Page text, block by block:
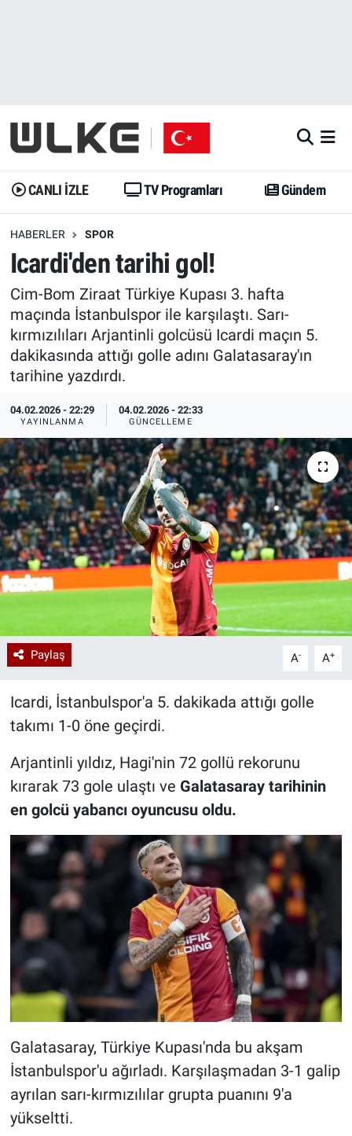
CANLI İZLE TV Programları Gündem
HABERLER SPOR
Icardi'den tarihi gol!
Cim-Bom Ziraat Türkiye Kupası 3. hafta
maçında İstanbulspor ile karşılaştı. Sarı-
kırmızılıları Arjantinli golcüsü Icardi maçın 5.
dakikasında attığı golle adını Galatasaray'ın
tarihine yazdırdı.
04.02.2026 - 22:29
YAYINLANMA
04.02.2026 - 22:33
GÜNCELLEME
Paylaş A- A+
Icardi, İstanbulspor'a 5. dakikada attığı golle
takımı 1-0 öne geçirdi.
Arjantinli yıldız, Hagi'nin 72 gollü rekorunu
kırarak 73 gole ulaştı ve Galatasaray tarihinin
en golcü yabancı oyuncusu oldu.
Galatasaray, Türkiye Kupası'nda bu akşam
İstanbulspor'u ağırladı. Karşılaşmadan 3-1 galip
ayrılan sarı-kırmızılılar grupta puanını 9'a
yükseltti.
Gündem
Dünya
Erişim Bilgileri
Ekonomi
Trend
Özel Haberler
Yazarlar
Gündem
Trend
Erişim Bilgileri
Spor
Ekonomi
Dünya
Medya
Özel Haberler
Kadın
Erişim Bilgileri
Sağlık
Teknoloji
Ramazan
İstanbul Namaz Vakitleri
Trafik Durumu
Erişim Bilgileri
Tüm Manşetler
Son Dakika Haberleri
Haber Arşivi